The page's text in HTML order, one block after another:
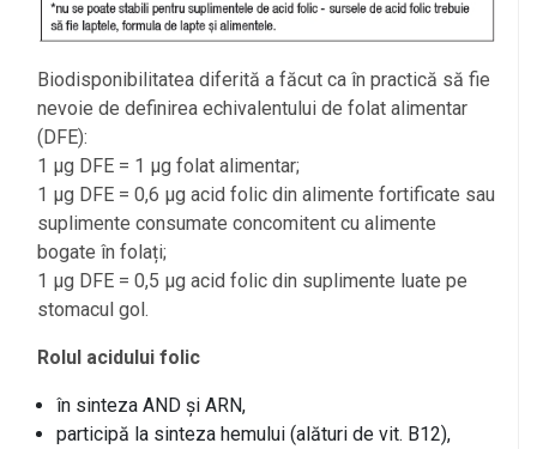
Biodisponibilitatea diferită a făcut ca în practică să fie
nevoie de definirea echivalentului de folat alimentar
(DFE):
1 µg DFE = 1 µg folat alimentar;
1 µg DFE = 0,6 µg acid folic din alimente fortificate sau
suplimente consumate concomitent cu alimente
bogate în folați;
1 µg DFE = 0,5 µg acid folic din suplimente luate pe
stomacul gol.
Rolul acidului folic
în sinteza AND și ARN,
participă la sinteza hemului (alături de vit. B12),